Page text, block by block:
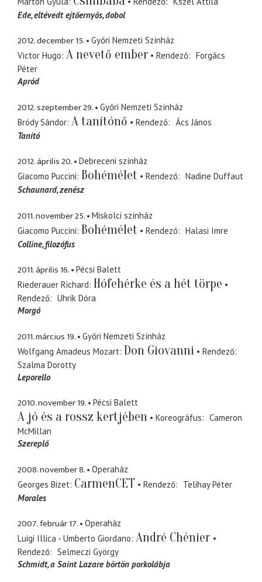
Ede eltévedt ejtőernyős, dobol
2012. december 15.
Győri Nemzeti Színház
Victor Hugo A nevető ember Rendező
Forgács
Péter
Apród
2012. szeptember 29.
Győri Nemzeti Színház
Bródy Sándor A tanítónő Rendező
Ács János
Tanító
2012. április 20.
Debreceni színház
Giacomo Puccini Bohémélet Rendező
Nadine Duffaut
Schaunard zenész
2011. november 25.
Miskolci színház
Giacomo Puccini Bohémélet Rendező
Halasi Imre
Colline filozófus
2011. április 16.
Pécsi Balett
Riederauer Richard Hófehérke és a hét törpe
Rendező
Uhrik Dóra
Morgó
2011. március 19.
Győri Nemzeti Színház
Wolfgang Amadeus Mozart Don Giovanni
Rendező
Szalma Dorotty
Leporello
2010. november 19. Pécsi Balett
A jó és a rossz kertjében Koreográfus
Cameron
McMillan
Szereplő
2008. november 8.
Operaház
Georges Bizet CarmenCET Rendező
Telihay Péter
Morales
2007. február 17.
Operaház
Luigi Illica - Umberto Giordano André Chénier
Rendező
Selmeczi György
Schmidt a Saint Lazare börtön porkolábja